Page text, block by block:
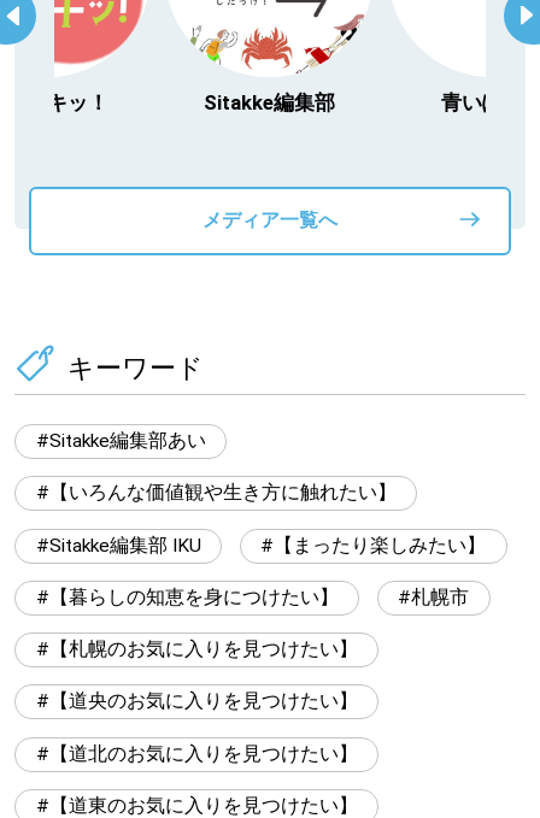
編集部 青いぽすと
「北海道３大
メディア一覧へ
キーワード
Sitakke編集部あい
【いろんな価値観や生き方に触れたい】
Sitakke編集部 IKU 【まったり楽しみたい】
【暮らしの知恵を身につけたい】 札幌市
【札幌のお気に入りを見つけたい】
【道央のお気に入りを見つけたい】
【道北のお気に入りを見つけたい】
【道東のお気に入りを見つけたい】